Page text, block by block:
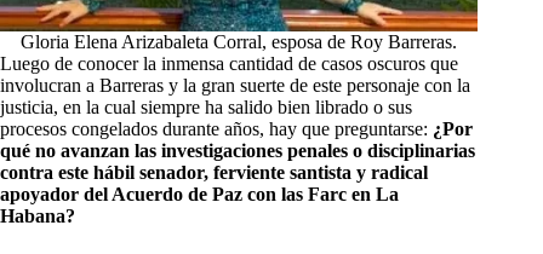
Gloria Elena Arizabaleta Corral, esposa de Roy Barreras.
Luego de conocer la inmensa cantidad de casos oscuros que
involucran a Barreras y la gran suerte de este personaje con la
justicia, en la cual siempre ha salido bien librado o sus
procesos congelados durante años, hay que preguntarse: ¿Por
qué no avanzan las investigaciones penales o disciplinarias
contra este hábil senador, ferviente santista y radical
apoyador del Acuerdo de Paz con las Farc en La
Habana?